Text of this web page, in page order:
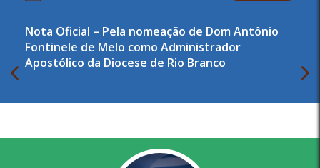
Nota Oficial – Pela nomeação de Dom Antônio
Fontinele de Melo como Administrador
Apostólico da Diocese de Rio Branco